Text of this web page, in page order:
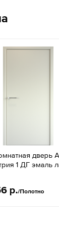
дверь
1 ДГ эмаль
р./Полотно